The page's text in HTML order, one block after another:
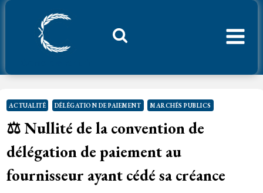
Aller
ACTUALITÉ DÉLÉGATION DE PAIEMENT MARCHÉS PUBLICS
⚖️ Nullité de la convention de
délégation de paiement au
fournisseur ayant cédé sa créance